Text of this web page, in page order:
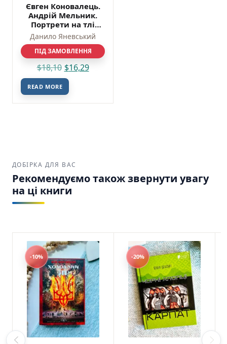
Євген Коновалець.
Андрій Мельник.
Портрети на тлі
епохи. Перша
спроба наукової
біографії — Данило
Яневський
Данило Яневський
ПІД ЗАМОВЛЕННЯ
$18,10 $16,29
READ MORE
ДОБІРКА ДЛЯ ВАС
Рекомендуємо також звернути увагу
на ці книги
-10% -20%